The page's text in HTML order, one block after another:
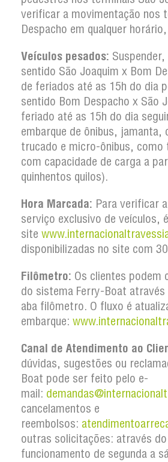
verificar a movimentação nos
Despacho em qualquer
Veículos pesados:
sentido São Joaquim x Bom
de feriados até as 15h do dia
sentido Bom Despacho x São
feriado até as 15h do dia
embarque de ônibus, jamanta,
trucado e micro-ônibus,
com capacidade de carga a
quinhentos quilos).
Hora Marcada: Para verificar
serviço exclusivo de veículos,
site
disponibilizadas no site com
Filômetro: Os clientes podem
do sistema Ferry-Boat
aba filômetro. O fluxo é
embarque:
Canal de Atendimento ao
dúvidas, sugestões ou
Boat pode ser feito pelo e-
mail:
cancelamentos e
reembolsos:
outras solicitações: através
funcionamento de segunda a